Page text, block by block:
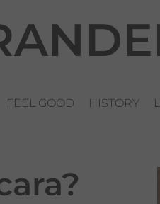
FEEL GOOD HISTORY